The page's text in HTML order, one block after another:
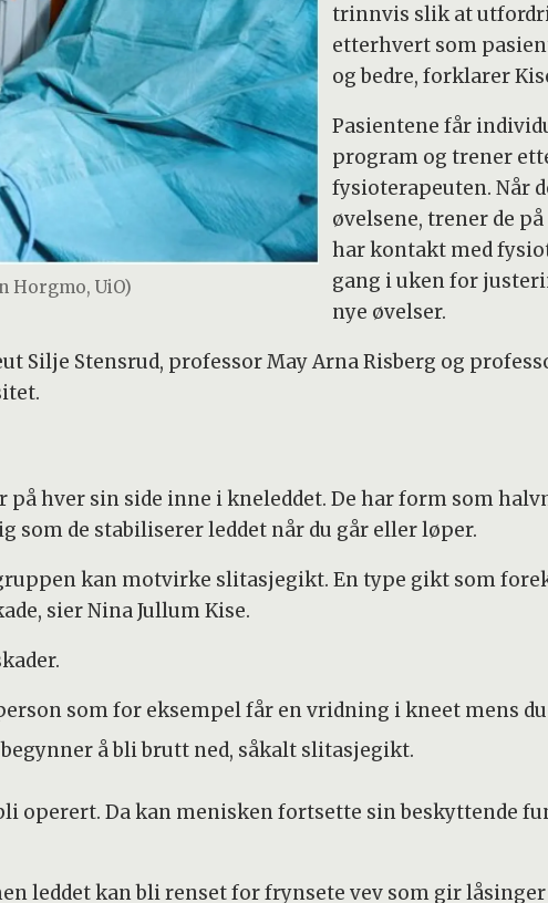
Horgmo, UiO)
trinnvis slik at
etterhvert som
og bedre, forklarer
Pasientene får
program og trener
fysioterapeuten. Når
øvelsene, trener de
har kontakt med
gang i uken for
nye øvelser.
Stensrud, professor May Arna Risberg og
hver sin side inne i kneleddet. De har form som
som de stabiliserer leddet når du går eller løper.
kan motvirke slitasjegikt. En type gikt som
sier Nina Jullum Kise.
som for eksempel får en vridning i kneet mens
å bli brutt ned, såkalt slitasjegikt.
operert. Da kan menisken fortsette sin beskyttende
leddet kan bli renset for frynsete vev som gir